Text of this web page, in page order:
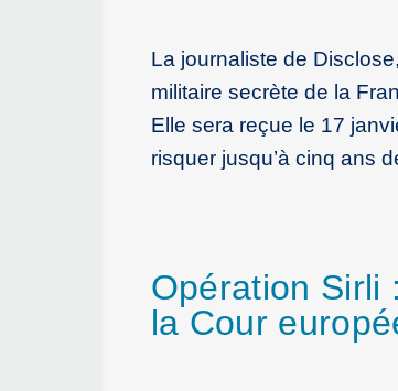
La journaliste de
militaire secrète de la
Elle sera reçue le 17
risquer jusqu’à cinq ans
Opération Sirli
la Cour